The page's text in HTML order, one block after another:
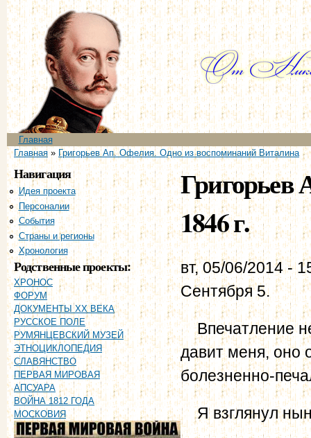
Главное меню
Главная
Вы здесь
Главная» Григорьев Ап. Офелия. Одно из воспоминаний Виталина
Навигация
Идея проекта
Персоналии
События
Страны и регионы
Хронология
Родственные проекты:
ХРОНОС
ФОРУМ
ДОКУМЕНТЫ XX ВЕКА
РУССКОЕ ПОЛЕ
РУМЯНЦЕВСКИЙ МУЗЕЙ
ЭТНОЦИКЛОПЕДИЯ
СЛАВЯНСТВО
ПЕРВАЯ МИРОВАЯ
АПСУАРА
ВОЙНА 1812 ГОДА
МОСКОВИЯ
Григорьев
1846 г.
вт, 05/06/2014 -
Сентября 5.
Впечатление
давит меня, оно
болезненно-
Я взглянул